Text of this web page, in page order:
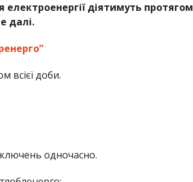
діятимуть протягом
далі.
всієї доби.
одночасно.